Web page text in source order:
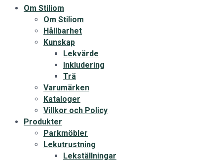
Om Stiliom
Om Stiliom
Hållbarhet
Kunskap
Lekvärde
Inkludering
Trä
Varumärken
Kataloger
Villkor och Policy
Produkter
Parkmöbler
Lekutrustning
Lekställningar